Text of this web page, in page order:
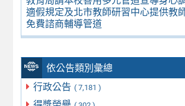
適假規定及北市教師研習中心提供教
免費諮商輔導管道
依公告類別彙總
行政公告 ( 7,181 )